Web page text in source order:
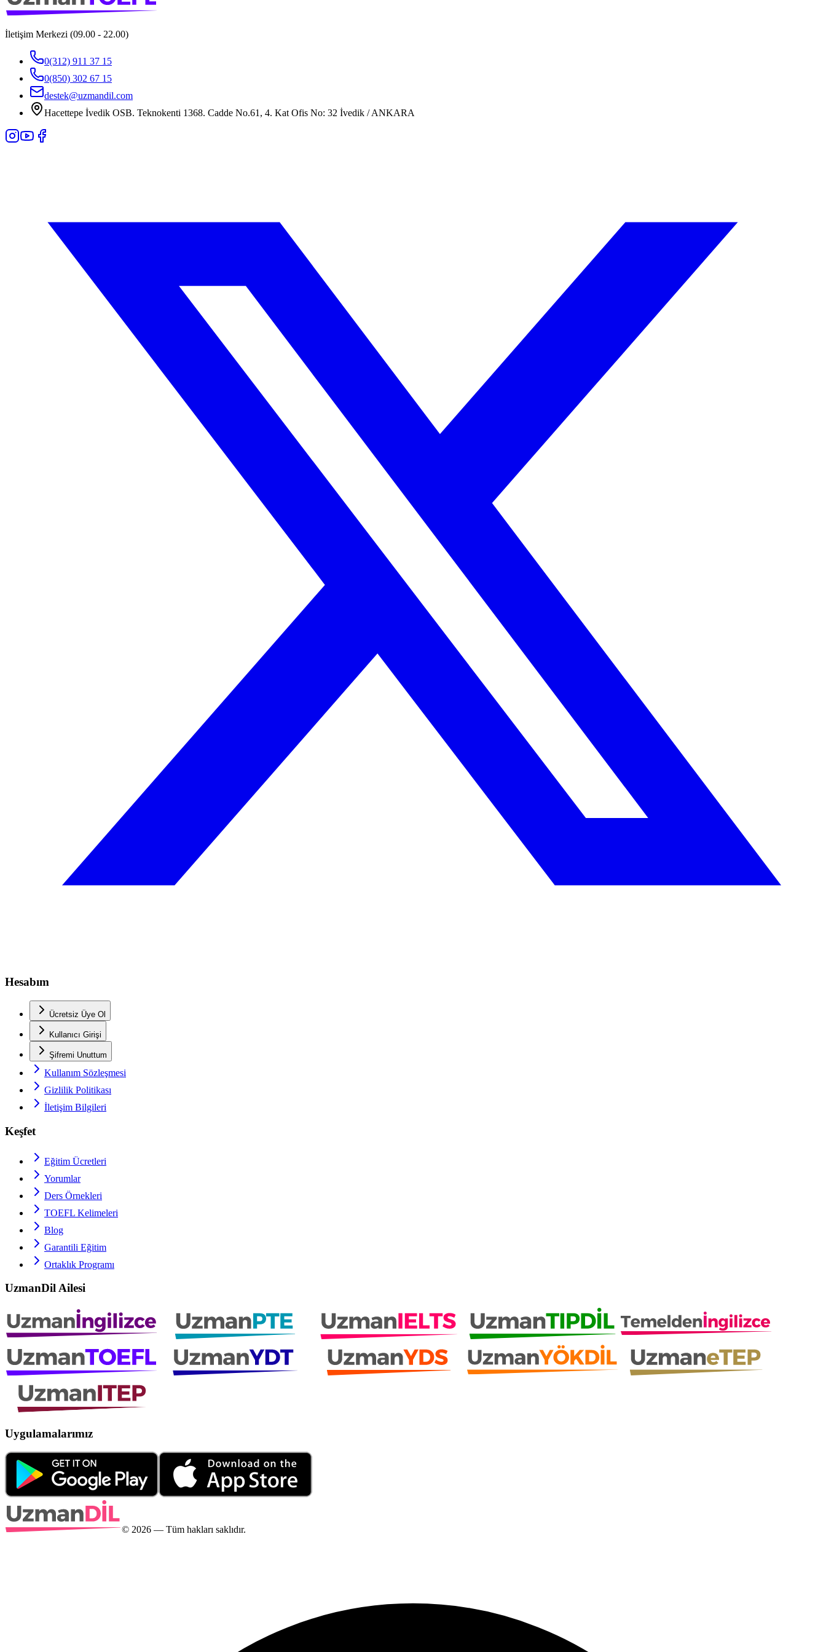
İletişim Merkezi (09.00 - 22.00)
0(312) 911 37 15
0(850) 302 67 15
destek@uzmandil.com
Hacettepe İvedik OSB. Teknokenti 1368. Cadde No.61, 4. Kat Ofis No: 32 İvedik / ANKARA
Hesabım
Ücretsiz Üye Ol
Kullanıcı Girişi
Şifremi Unuttum
Kullanım Sözleşmesi
Gizlilik Politikası
İletişim Bilgileri
Keşfet
Eğitim Ücretleri
Yorumlar
Ders Örnekleri
TOEFL Kelimeleri
Blog
Garantili Eğitim
Ortaklık Programı
UzmanDil Ailesi
Uygulamalarımız
© 2026 — Tüm hakları saklıdır.